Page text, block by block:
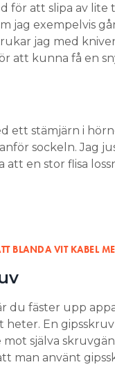
för att slipa av
jag exempelvis
jag med
att kunna få en
ett stämjärn i
sockeln. Jag
en stor flisa
BLANDA VIT KABEL
du fäster upp
En
själva
man använt